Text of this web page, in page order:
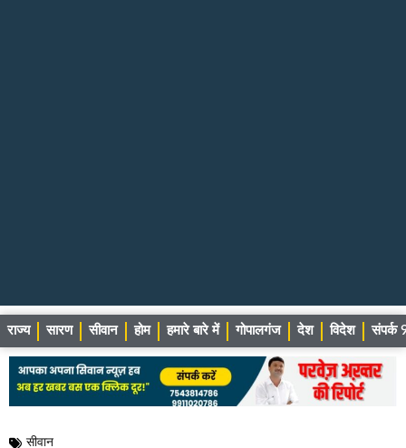
राज्य सारण सीवान होम हमारे बारे में गोपालगंज देश विदेश संपर्क
सीवान